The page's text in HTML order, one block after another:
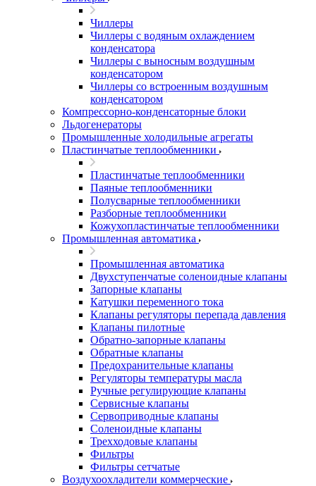
Чиллеры
Чиллеры с водяным охлаждением
конденсатора
Чиллеры с выносным воздушным
конденсатором
Чиллеры со встроенным воздушным
конденсатором
Компрессорно-конденсаторные блоки
Льдогенераторы
Промышленные холодильные агрегаты
Пластинчатые теплообменники
Пластинчатые теплообменники
Паяные теплообменники
Полусварные теплообменники
Разборные теплообменники
Кожухопластинчатые теплообменники
Промышленная автоматика
Промышленная автоматика
Двухступенчатые соленоидные клапаны
Запорные клапаны
Катушки переменного тока
Клапаны регуляторы перепада давления
Клапаны пилотные
Обратно-запорные клапаны
Обратные клапаны
Предохранительные клапаны
Регуляторы температуры масла
Ручные регулирующие клапаны
Сервисные клапаны
Сервоприводные клапаны
Соленоидные клапаны
Трехходовые клапаны
Фильтры
Фильтры сетчатые
Воздухоохладители коммерческие